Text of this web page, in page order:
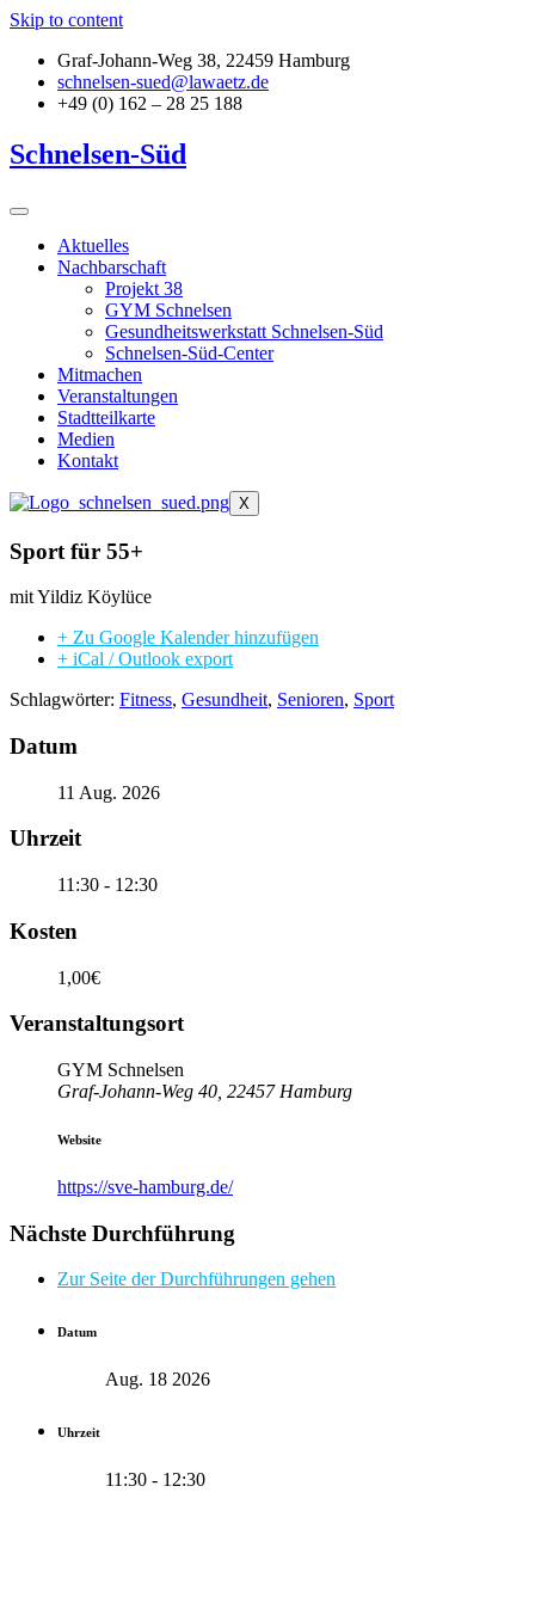
Skip to content
Graf-Johann-Weg 38, 22459 Hamburg
schnelsen-sued@lawaetz.de
+49 (0) 162 – 28 25 188
Schnelsen-Süd
Aktuelles
Nachbarschaft
Projekt 38
GYM Schnelsen
Gesundheitswerkstatt Schnelsen-Süd
Schnelsen-Süd-Center
Mitmachen
Veranstaltungen
Stadtteilkarte
Medien
Kontakt
X
Sport für 55+
mit Yildiz Köylüce
+ Zu Google Kalender hinzufügen
+ iCal / Outlook export
Schlagwörter: Fitness, Gesundheit, Senioren, Sport
Datum
11 Aug. 2026
Uhrzeit
11:30 - 12:30
Kosten
1,00€
Veranstaltungsort
GYM Schnelsen
Graf-Johann-Weg 40, 22457 Hamburg
Website
https://sve-hamburg.de/
Nächste Durchführung
Zur Seite der Durchführungen gehen
Datum
Aug. 18 2026
Uhrzeit
11:30 - 12:30